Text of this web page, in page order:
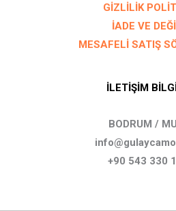
GİZLİLİK
İADE VE
MESAFELİ SATIŞ
İLETİŞİM
BODRUM /
+90 543 330